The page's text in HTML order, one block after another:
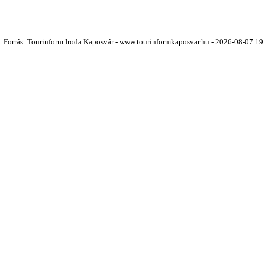
Forrás: Tourinform Iroda Kaposvár - www.tourinformkaposvar.hu - 2026-08-07